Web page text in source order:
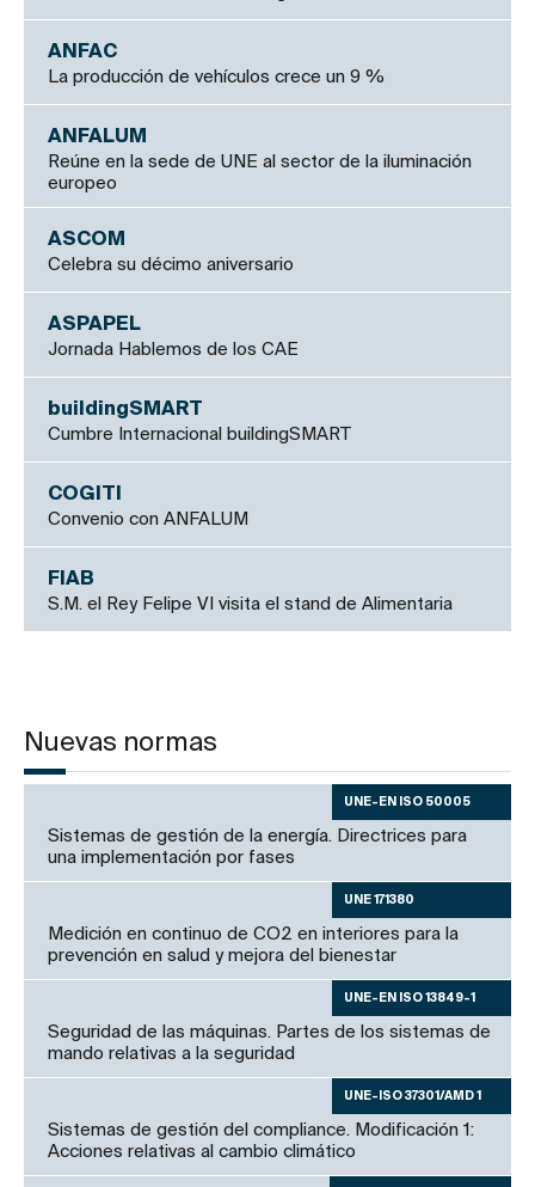
ANFAC
La producción de vehículos crece un 9 %
ANFALUM
Reúne en la sede de UNE al sector de la iluminación
europeo
ASCOM
Celebra su décimo aniversario
ASPAPEL
Jornada Hablemos de los CAE
buildingSMART
Cumbre Internacional buildingSMART
COGITI
Convenio con ANFALUM
FIAB
S.M. el Rey Felipe VI visita el stand de Alimentaria
Nuevas normas
UNE-EN ISO 50005
Sistemas de gestión de la energía. Directrices para
una implementación por fases
UNE 171380
Medición en continuo de CO2 en interiores para la
prevención en salud y mejora del bienestar
UNE-EN ISO 13849-1
Seguridad de las máquinas. Partes de los sistemas de
mando relativas a la seguridad
UNE-ISO 37301/AMD 1
Sistemas de gestión del compliance. Modificación 1:
Acciones relativas al cambio climático